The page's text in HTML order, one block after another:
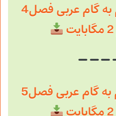
دانلود گام به گام عربی فصل4
دانلود گام به گام عربی فصل5